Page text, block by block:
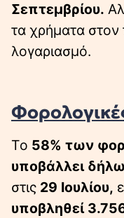
Σεπτεμβρίου.
τα χρήματα στον
λογαριασμό.
Tο 58% των
υποβάλλει
στις 29 Ιουλίου,
υποβληθεί